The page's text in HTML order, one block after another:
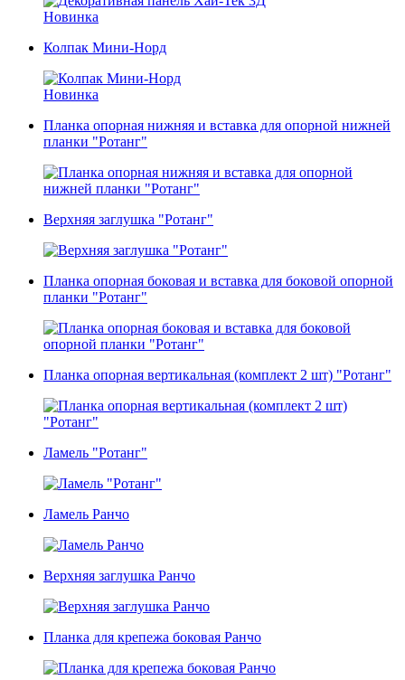
Новинка
Колпак Мини-Норд
Новинка
Планка опорная нижняя и вставка для опорной нижней
планки "Ротанг"
Верхняя заглушка "Ротанг"
Планка опорная боковая и вставка для боковой опорной
планки "Ротанг"
Планка опорная вертикальная (комплект 2 шт) "Ротанг"
Ламель "Ротанг"
Ламель Ранчо
Верхняя заглушка Ранчо
Планка для крепежа боковая Ранчо